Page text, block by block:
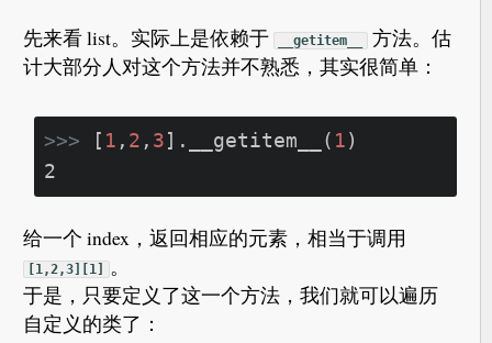
先来看 list。实际上是依赖于 __getitem__
方法。估
计大部分人对这个方法并不熟悉，其实很简单：
>>> [ 1 , 2 , 3 ].__getitem__( 1 )
给一个 index，返回相应的元素，相当于调用
[1,2,3][1]
。
于是，只要定义了这一个方法，我们就可以遍历
自定义的类了：